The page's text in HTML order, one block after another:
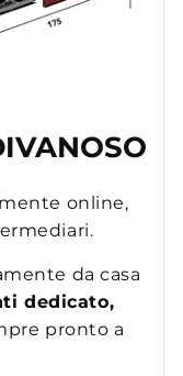
online,
da casa
dedicato,
pronto a